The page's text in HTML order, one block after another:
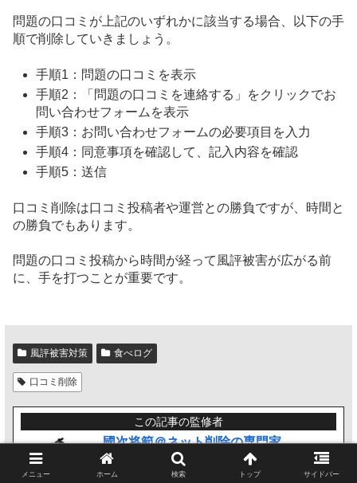
問題の口コミが上記のいずれかに該当する場合、以下の手
順で削除していきましょう。
手順1：問題の口コミを表示
手順2：「問題の口コミを連絡する」をクリックでお
問い合わせフォームを表示
手順3：お問い合わせフォームの必要項目を入力
手順4：同意事項を確認して、記入内容を確認
手順5：送信
口コミ削除は口コミ投稿者や運営との勝負ですが、時間と
の勝負でもあります。
問題の口コミ投稿から時間が経って風評被害が広がる前
に、手を打つことが重要です。
風評被害対策 食べログ
口コミ削除
この記事の監修者
國次将範＠ネット削除の専門家
インターネットの誹謗中傷対策、削除の専門
家。５ちゃんねるを始めとする、各種書き込
メニュー ホーム 検索 トップ サイドバー